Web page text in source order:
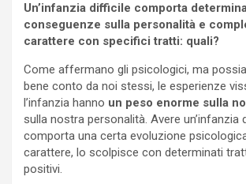
Un’infanzia difficile comporta
conseguenze sulla personalità e
carattere con specifici tratti: quali?
Come affermano gli psicologici, ma
bene conto da noi stessi, le esperienze
l’infanzia hanno un peso enorme sulla
sulla nostra personalità. Avere un’infanzia
comporta una certa evoluzione
carattere, lo scolpisce con determinati
positivi.